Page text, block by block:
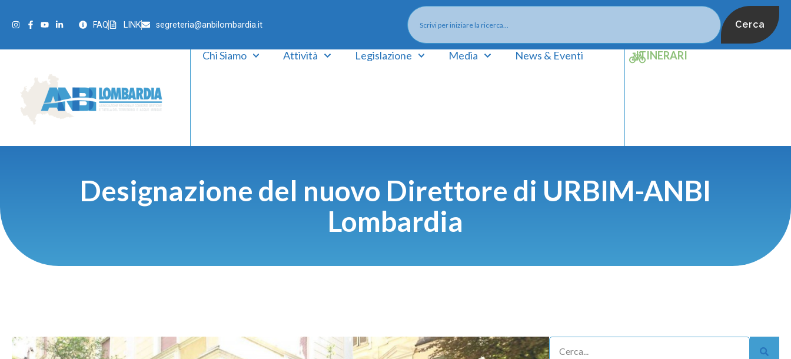
FAQ LINK segreteria@anbilombardia.it Cerca
Chi Siamo Attività Legislazione Media News & Eventi ITINERARI
Designazione del nuovo Direttore di URBIM-ANBI
Lombardia